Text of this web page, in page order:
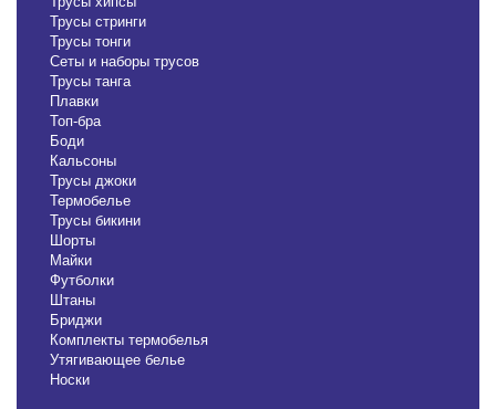
Трусы стринги
Трусы тонги
Сеты и наборы трусов
Трусы танга
Плавки
Топ-бра
Боди
Кальсоны
Трусы джоки
Термобелье
Трусы бикини
Шорты
Майки
Футболки
Штаны
Бриджи
Комплекты термобелья
Утягивающее белье
Носки